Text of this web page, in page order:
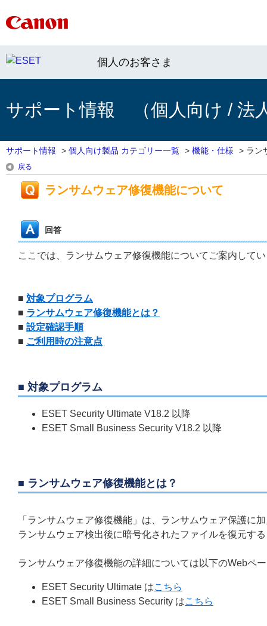
個人のお客さま
サポート情報 （個人向け / 法
サポート情報 > 個人向け製品 カテゴリー一覧 > 機能・仕様 > ラン
戻る
ランサムウェア修復機能について
回答
ここでは、ランサムウェア修復機能についてご案内して
■ 対象プログラム
■ ランサムウェア修復機能とは？
■ 設定確認手順
■ ご利用時の注意点
■ 対象プログラム
ESET Security Ultimate V18.2 以降
ESET Small Business Security V18.2 以降
■ ランサムウェア修復機能とは？
「ランサムウェア修復機能」は、ランサムウェア保護に
ランサムウェア検出後に暗号化されたファイルを復元す
ランサムウェア修復機能の詳細については以下のWebペ
ESET Security Ultimate はこちら
ESET Small Business Security はこちら